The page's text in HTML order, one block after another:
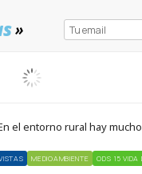
»
el entorno rural hay
MEDIOAMBIENTE ODS 15 VIDA